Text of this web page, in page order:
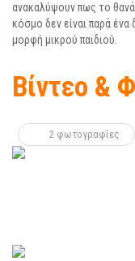
ανακαλύψουν πως το
κόσµο δεν είναι παρά
µορφή µικρού παιδιού.
Βίντεο &
2 φωτογραφίες